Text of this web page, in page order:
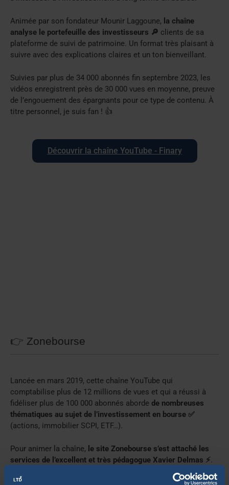
Animée par son fondateur Mounir Laggoune, la chaîne
analyse le portefeuille des investisseurs 🔎 clients de sa
plateforme de suivi de patrimoine. Un format très plaisant à
suivre avec des explications claires et un ton bienveillant.
Suivies par plus de 34 000 abonnés fin septembre 2023, les
vidéos enregistrent près de 30 000 vues en moyenne, preuve
de l’engouement des épargnants pour ce type de contenu. À
titre personnel, je suis fan ! 👍
Découvrir la chaîne YouTube - Finary
👉 Zonebourse
Lancée en mars 2019, cette chaîne YouTube qui
comptabilise plus de 12 millions de vues et qui a réussi à
fidéliser plus de 100 000 abonnés aborde de nombreuses
thématiques au sujet de l’investissement en bourse ✅
(actions, immobilier SCPI, ETF…).
Pour animer la chaîne, le site Zonebourse s’est attaché les
services de l’excellent et très pédagogue Xavier Delmas ⚡
Au menu, des vidéos d’une quinzaine de minutes sur les
leçons de Warren Buffet, les causes de l’inflation ou bien